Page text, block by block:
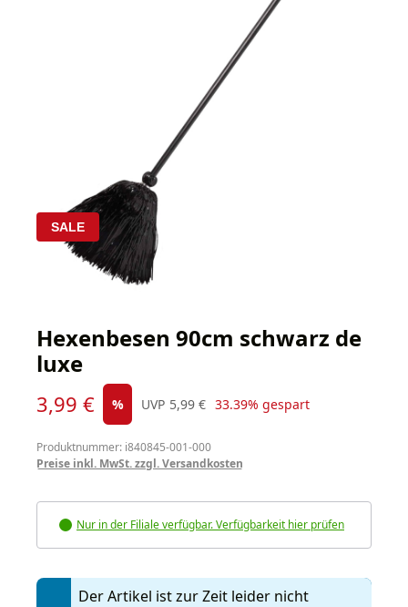
SALE
Hexenbesen 90cm schwarz de
luxe
Verkaufspreis:
3,99 € % UVP
Regulärer Preis:
5,99 € 33.39% gespart
Produktnummer: i840845-001-000
Preise inkl. MwSt. zzgl. Versandkosten
Nur in der Filiale verfügbar. Verfügbarkeit hier prüfen
Der Artikel ist zur Zeit leider nicht